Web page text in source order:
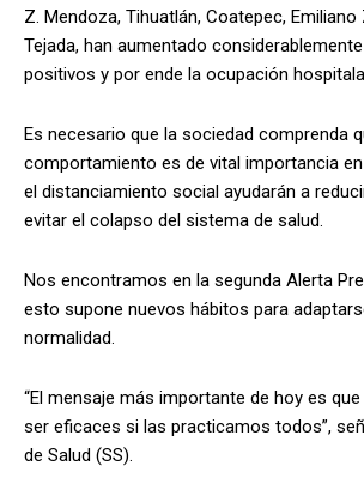
Z. Mendoza, Tihuatlán, Coatepec,
Tejada, han aumentado
positivos y por ende la ocupación
Es necesario que la sociedad comprenda
comportamiento es de vital importancia
el distanciamiento social ayudarán a
evitar el colapso del sistema de salud.
Nos encontramos en la segunda Alerta
esto supone nuevos hábitos para
normalidad.
“El mensaje más importante de hoy es
ser eficaces si las practicamos todos”,
de Salud (SS).